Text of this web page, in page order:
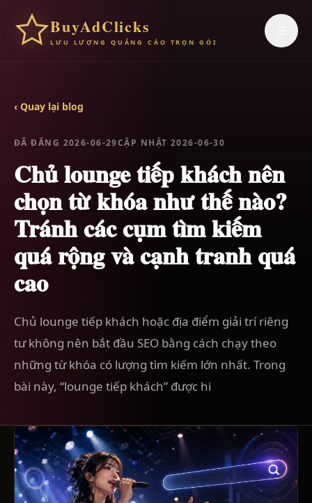
BuyAdClicks
LƯU LƯỢNG QUẢNG CÁO TRỌN GÓI
‹ Quay lại blog
ĐÃ ĐĂNG 2026-06-29CẬP NHẬT 2026-06-30
Chủ lounge tiếp khách nên
chọn từ khóa như thế nào?
Tránh các cụm tìm kiếm
quá rộng và cạnh tranh quá
cao
Chủ lounge tiếp khách hoặc địa điểm giải trí riêng
tư không nên bắt đầu SEO bằng cách chạy theo
những từ khóa có lượng tìm kiếm lớn nhất. Trong
bài này, “lounge tiếp khách” được hi